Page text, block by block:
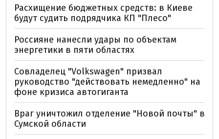
Расхищение бюджетных средств: в Киеве
будут судить подрядчика КП "Плесо"
Россияне нанесли удары по объектам
энергетики в пяти областях
Совладелец "Volkswagen" призвал
руководство "действовать немедленно" на
фоне кризиса автогиганта
Враг уничтожил отделение "Новой почты" в
Сумской области